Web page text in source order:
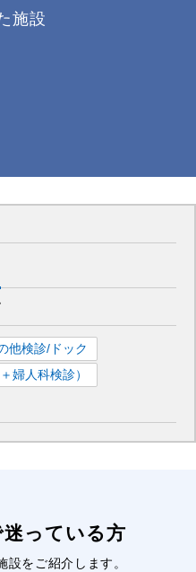
施設
他検診/ドック
婦人科検診）
迷っている方
設をご紹介します。